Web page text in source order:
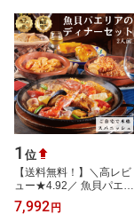
1 位
【送料無料！】＼高レビ
ュー★4.92／ 魚貝パエリ
アのディナーセット 2人
7,992 円